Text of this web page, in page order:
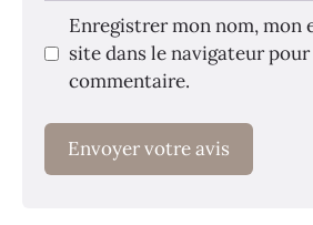
Enregistrer mon nom, mon
site dans le navigateur
commentaire.